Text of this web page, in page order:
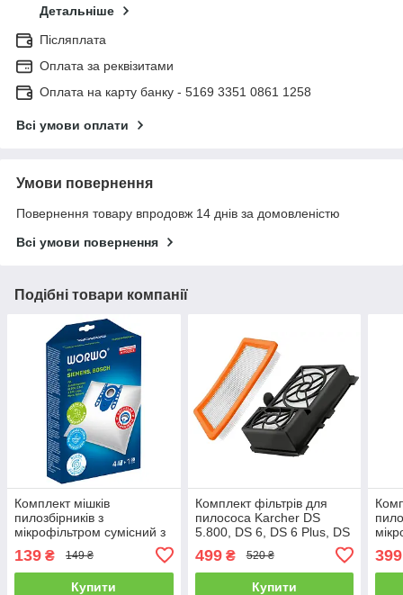
Детальніше
Післяплата
Оплата за реквізитами
Оплата на карту банку - 5169 3351 0861 1258
Всі умови оплати
Умови повернення
Повернення товару впродовж 14 днів за домовленістю
Всі умови повернення
Подібні товари компанії
Комплект мішків
пилозбірників з
мікрофільтром сумісний з
Siemens SBMB01K Worwo
139 ₴ 149 ₴
Купити
Комплект фільтрів для
пилососа Karcher DS
5.800, DS 6, DS 6 Plus, DS
6 Premium, DS 6 Premium
Plus, DS 6.000, DS 6.000
Mediclean
499₴ 520 ₴
Купити
399